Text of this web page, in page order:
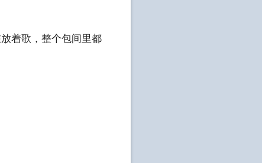
着歌，整个包间里都